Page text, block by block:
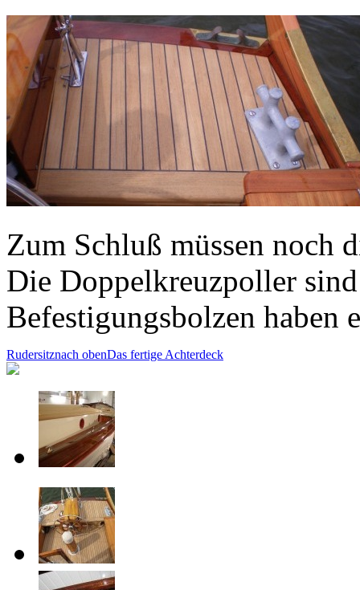
Zum Schluß müssen noch
Die Doppelkreuzpoller
Befestigungsbolzen haben
Rudersitznach obenDas fertige Achterdeck